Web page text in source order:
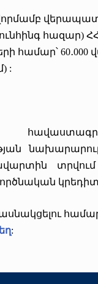
հազար)
համար՝ 60․000
:
: